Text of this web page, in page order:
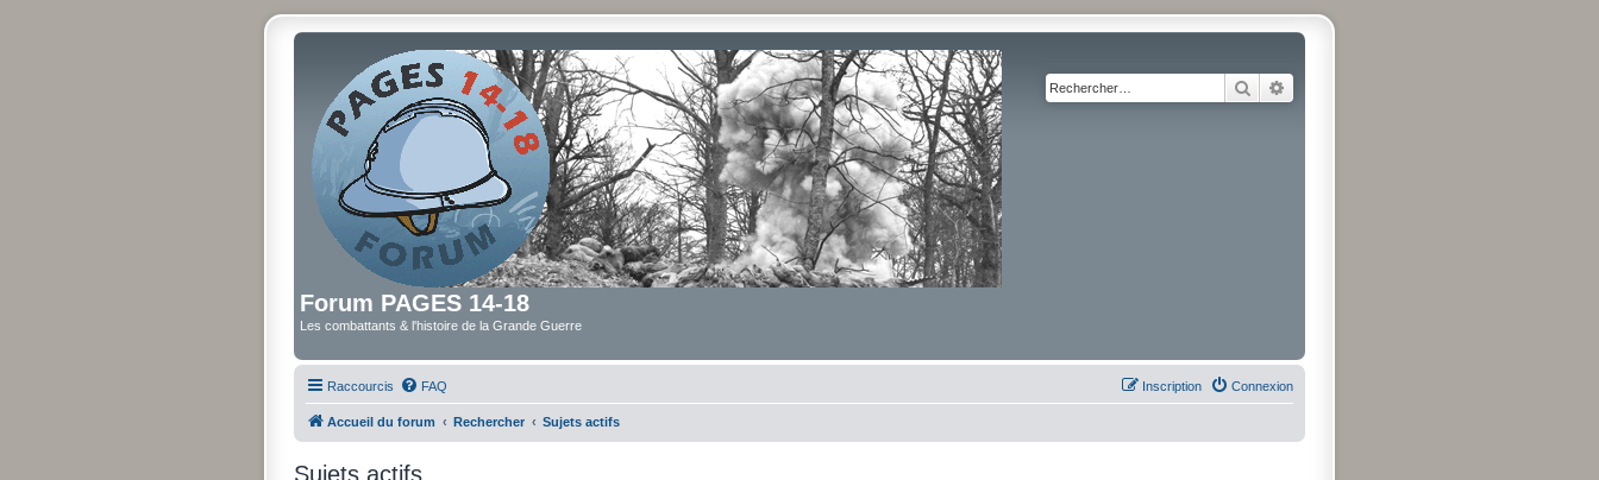
Forum PAGES 14-18
Les combattants & l'histoire de la Grande Guerre
Rechercher
Raccourcis FAQ Connexion
Inscription
Accueil du forum Rechercher Sujets actifs
Sujets actifs